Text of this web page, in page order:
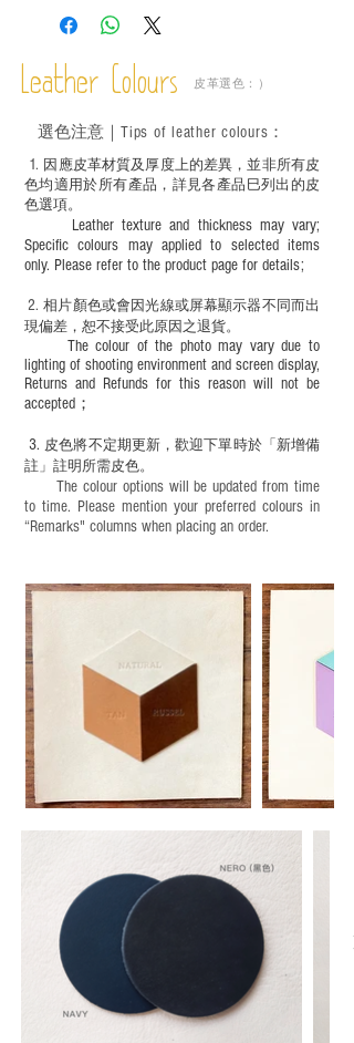
－ 此產品含有細小配件、尖銳物件，恕不
必須由成年人陪同下使用並應小心處理。
Leather Colours 皮革選色：）
1. ​ 因應皮革材質及厚度上的差異，並非所有皮
色均適用於所有產品，詳見各產品巳列出的皮
色選項。
Leather texture and thickness may vary;
Specific colours may applied to selected items
only. Please refer to the product page for details;
​2.相片顏色或會因光線或屏幕顯示器不同而出
現偏差，恕不接受此原因之退貨。
The colour of the photo may vary due to
lighting of shooting environment and screen display,
Returns and Refunds for this reason will not be
accepted；
3. 皮色將不定期更新，歡迎下單時於「新增備
註」註明 所需皮色。
The colour options will be updated from time
to time. Please mention your preferred colours in
“Remarks" columns when placing an order.
選色注意｜ Tips of leather colours ：